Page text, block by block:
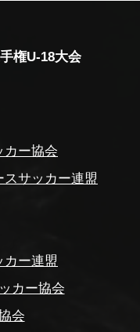
権U-18大会
カー協会
サッカー連盟
カー連盟
カー協会
会